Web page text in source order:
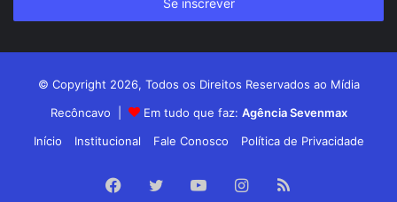
de
© Copyright 2026, Todos os Direitos Reservados ao Mídia
Recôncavo |
Em tudo que faz: Agência Sevenmax
Início
Institucional Fale Conosco Política de Privacidade
Facebook
TwitterYouTubeInstagram
RSS